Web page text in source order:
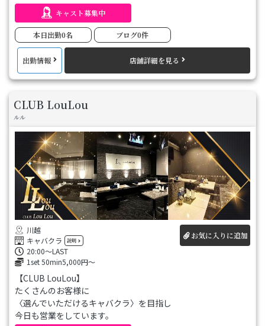
～エリア最大級の面積～
広々したフロアは
快適にお過ごしいただくことが可能です。
豪華絢爛な内装で上質なひとときをご体験ください。
～エリア屈指のキャスト数～
さまざまなタイプの美女が在籍しているため
キャスト募集中
本日出勤0名 ブログ0件
出勤情報 店舗詳細を見る
CLUB LouLou
ルル
川越
キャバクラ
説明
20:00～LAST
1set 50min5,000円～
お気に入りに追加
【CLUB LouLou】
たくさんのお客様に
〈選んでいただけるキャバクラ〉を目指し
今日も営業をしています。